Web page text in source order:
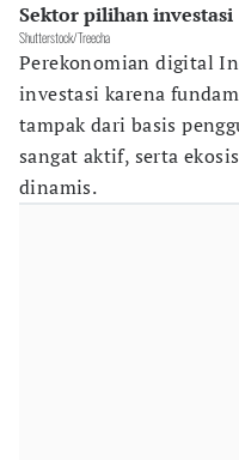
Sektor pilihan investasi
Shutterstock/Treecha
Perekonomian digital
investasi karena
tampak dari basis
sangat aktif, serta
dinamis.